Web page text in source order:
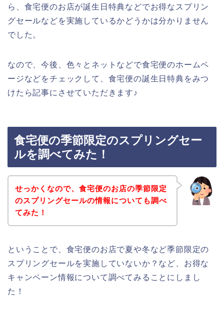
ら、食宅便のお店が誕生日特典などでお得なスプリン
グセールなどを実施しているかどうかは分かりません
でした。
なので、今後、色々とネットなどで食宅便のホームペ
ージなどをチェックして、食宅便の誕生日特典をみつ
けたら記事にさせていただきます♪
食宅便の季節限定のスプリングセー
ルを調べてみた！
せっかくなので、食宅便のお店の季節限定
のスプリングセールの情報についても調べ
てみた！
ということで、食宅便のお店で夏や冬など季節限定の
スプリングセールを実施していないか？など、お得な
キャンペーン情報について調べてみることにしまし
た！